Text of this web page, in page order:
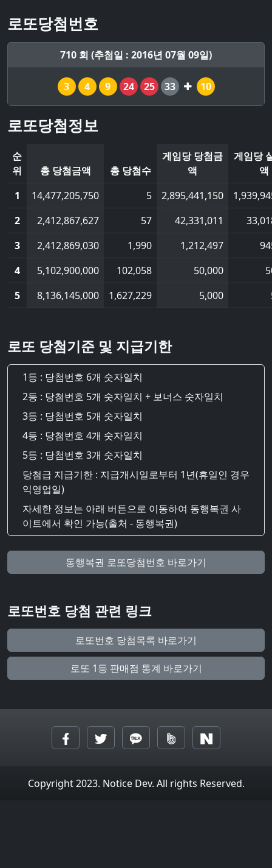
로또당첨번호
710 회 (추첨일 : 2016년 07월 09일)
3 4 9 24 25 33 10
로또당첨정보
순
위
총 당첨금액 총 당첨수
게임당 당첨금
액
게임당
액
1
14,477,205,750 5 2,895,441,150
2
2,412,867,627 57 42,331,011
3
2,412,869,030 1,990 1,212,497
4
5,102,900,000 102,058 50,000
5
8,136,145,000 1,627,229 5,000
로또 당첨기준 및 지급기한
1등 : 당첨번호 6개 숫자일치
2등 : 당첨번호 5개 숫자일치 + 보너스 숫자일치
3등 : 당첨번호 5개 숫자일치
4등 : 당첨번호 4개 숫자일치
5등 : 당첨번호 3개 숫자일치
당첨급 지급기한 : 지급개시일로부터 1년(휴일인 경우
익영업일)
자세한 정보는 아래 버튼으로 이동하여 동행복권 사
이트에서 확인 가능(출처 - 동행복권)
동행복권 로또당첨번호 바로가기
로또번호 당첨 관련 링크
로또번호 당첨목록 바로가기
로또 1등 판매점 통계 바로가기
Copyright 2023. Notice Dev. All rights Reserved.